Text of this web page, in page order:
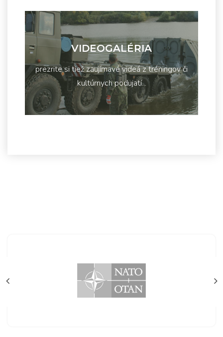
VIDEOGALÉRIA
prezrite si tiež zaujímavé videá z tréningov či
kultúrnych podujatí...